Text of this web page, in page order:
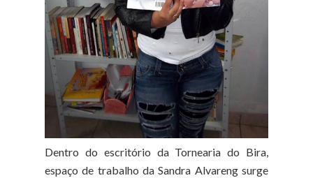
Dentro do escritório da Tornearia do Bira,
espaço de trabalho da Sandra Alvareng surge